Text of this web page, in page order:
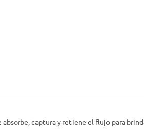
captura y retiene el flujo para